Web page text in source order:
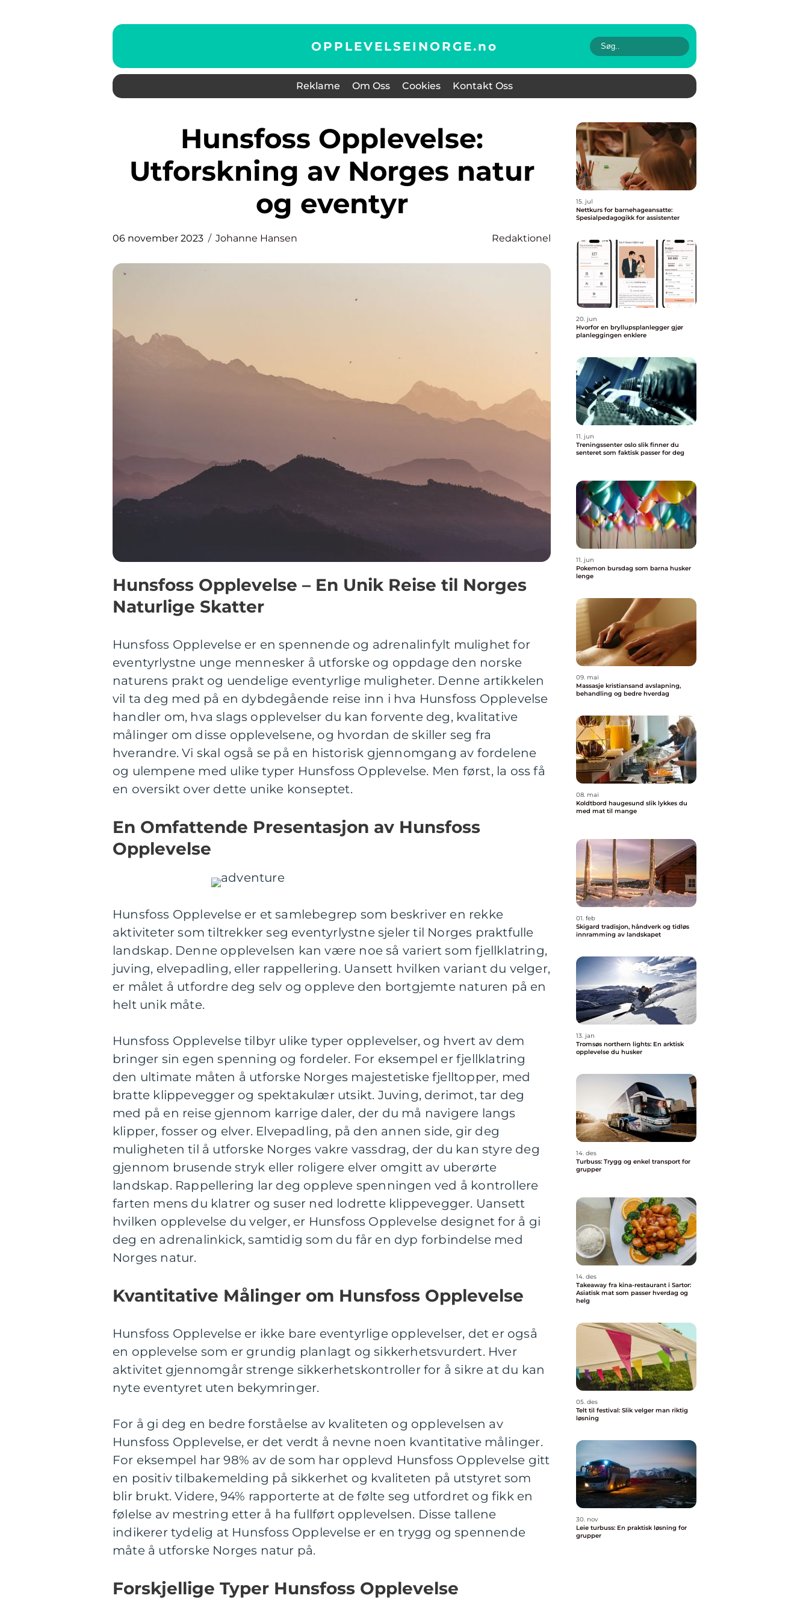
OPPLEVELSEINORGE.no
Reklame Om Oss Cookies Kontakt Oss
Hunsfoss Opplevelse:
Utforskning av Norges natur
og eventyr
06 november 2023 Johanne Hansen Redaktionel
Hunsfoss Opplevelse – En Unik Reise til Norges
Naturlige Skatter
Hunsfoss Opplevelse er en spennende og adrenalinfylt mulighet for
eventyrlystne unge mennesker å utforske og oppdage den norske
naturens prakt og uendelige eventyrlige muligheter. Denne artikkelen
vil ta deg med på en dybdegående reise inn i hva Hunsfoss Opplevelse
handler om, hva slags opplevelser du kan forvente deg, kvalitative
målinger om disse opplevelsene, og hvordan de skiller seg fra
hverandre. Vi skal også se på en historisk gjennomgang av fordelene
og ulempene med ulike typer Hunsfoss Opplevelse. Men først, la oss få
en oversikt over dette unike konseptet.
En Omfattende Presentasjon av Hunsfoss
Opplevelse
Hunsfoss Opplevelse er et samlebegrep som beskriver en rekke
aktiviteter som tiltrekker seg eventyrlystne sjeler til Norges praktfulle
landskap. Denne opplevelsen kan være noe så variert som fjellklatring,
juving, elvepadling, eller rappellering. Uansett hvilken variant du velger,
er målet å utfordre deg selv og oppleve den bortgjemte naturen på en
helt unik måte.
Hunsfoss Opplevelse tilbyr ulike typer opplevelser, og hvert av dem
bringer sin egen spenning og fordeler. For eksempel er fjellklatring
den ultimate måten å utforske Norges majestetiske fjelltopper, med
bratte klippevegger og spektakulær utsikt. Juving, derimot, tar deg
med på en reise gjennom karrige daler, der du må navigere langs
klipper, fosser og elver. Elvepadling, på den annen side, gir deg
muligheten til å utforske Norges vakre vassdrag, der du kan styre deg
gjennom brusende stryk eller roligere elver omgitt av uberørte
landskap. Rappellering lar deg oppleve spenningen ved å kontrollere
farten mens du klatrer og suser ned lodrette klippevegger. Uansett
hvilken opplevelse du velger, er Hunsfoss Opplevelse designet for å gi
deg en adrenalinkick, samtidig som du får en dyp forbindelse med
Norges natur.
Kvantitative Målinger om Hunsfoss Opplevelse
Hunsfoss Opplevelse er ikke bare eventyrlige opplevelser, det er også
en opplevelse som er grundig planlagt og sikkerhetsvurdert. Hver
aktivitet gjennomgår strenge sikkerhetskontroller for å sikre at du kan
nyte eventyret uten bekymringer.
For å gi deg en bedre forståelse av kvaliteten og opplevelsen av
Hunsfoss Opplevelse, er det verdt å nevne noen kvantitative målinger.
For eksempel har 98% av de som har opplevd Hunsfoss Opplevelse gitt
en positiv tilbakemelding på sikkerhet og kvaliteten på utstyret som
blir brukt. Videre, 94% rapporterte at de følte seg utfordret og fikk en
følelse av mestring etter å ha fullført opplevelsen. Disse tallene
indikerer tydelig at Hunsfoss Opplevelse er en trygg og spennende
måte å utforske Norges natur på.
Forskjellige Typer Hunsfoss Opplevelse
15. jul
Nettkurs for barnehageansatte:
Spesialpedagogikk for assistenter
20. jun
Hvorfor en bryllupsplanlegger gjør
planleggingen enklere
11. jun
Treningssenter oslo slik finner du
senteret som faktisk passer for deg
11. jun
Pokemon bursdag som barna husker
lenge
09. mai
Massasje kristiansand avslapning,
behandling og bedre hverdag
08. mai
Koldtbord haugesund slik lykkes du
med mat til mange
01. feb
Skigard tradisjon, håndverk og tidløs
innramming av landskapet
13. jan
Tromsøs northern lights: En arktisk
opplevelse du husker
14. des
Turbuss: Trygg og enkel transport for
grupper
14. des
Takeaway fra kina-restaurant i Sartor:
Asiatisk mat som passer hverdag og
helg
05. des
Telt til festival: Slik velger man riktig
løsning
30. nov
Leie turbuss: En praktisk løsning for
grupper